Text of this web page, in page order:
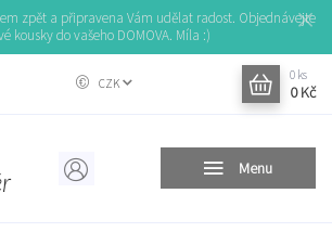
zpět a připravena Vám udělat radost. Objednávejte
kousky do vašeho DOMOVA. Míla :)
Menu
CZK
0 ks
0 Kč